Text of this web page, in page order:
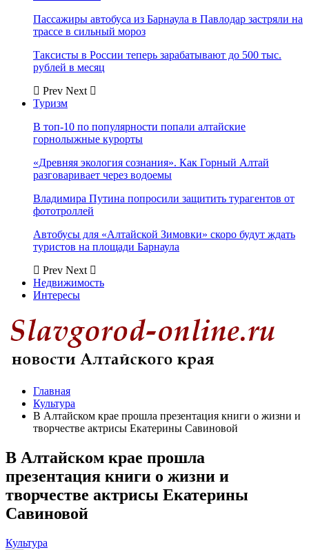
Пассажиры автобуса из Барнаула в Павлодар застряли на
трассе в сильный мороз
Таксисты в России теперь зарабатывают до 500 тыс.
рублей в месяц
Prev Next
Туризм
В топ-10 по популярности попали алтайские
горнолыжные курорты
«Древняя экология сознания». Как Горный Алтай
разговаривает через водоемы
Владимира Путина попросили защитить турагентов от
фототроллей
Автобусы для «Алтайской Зимовки» скоро будут ждать
туристов на площади Барнаула
Prev Next
Недвижимость
Интересы
Главная
Культура
В Алтайском крае прошла презентация книги о жизни и
творчестве актрисы Екатерины Савиновой
В Алтайском крае прошла
презентация книги о жизни и
творчестве актрисы Екатерины
Савиновой
Культура